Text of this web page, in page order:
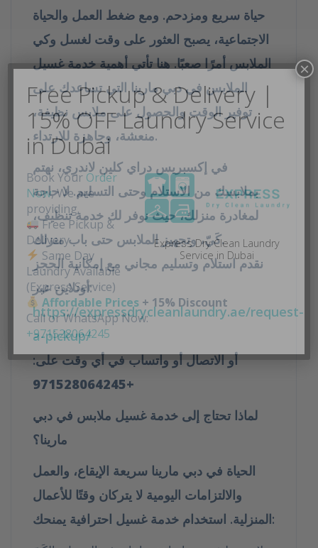
حياة سريع ومزدحم. ومع ضغط العمل والحياة
الاجتماعية، يصبح العثور على وقت لغسل وكي
الملابس أمرًا صعبًا. هنا تأتي أهمية خدمة غسيل
الملابس في دبي ماريناالتي تساعدك على
توفير الوقت والحصول على ملابس نظيفة،
منعشة، وجاهزة للارتداء.
في إكسبريس دراي كلين لاندرِي، نهتم
بملابسك من الاستلام وحتى التسليم. لا حاجة
لمغادرة منزلك، حيث نوفر لك خدمة تنظيف،
كَيّ، وتجهيز الملابس حتى باب منزلك.
نقدماستلام وتسليم مجاني مع إمكانية الحجز
أونلاين عبر:
https://expressdrycleanlaundry.ae/request-
a-pickup/
أو الاتصال أو واتساب في أي وقت على:
+971528064245
لماذا تحتاج إلى خدمة غسيل ملابس في دبي
مارينا؟
الحياة في دبي مارينا سريعة الإيقاع، والعمل
والالتزامات اليومية لا يتركان وقتًا للأعمال
المنزلية. استخدام خدمة غسيل احترافية يمنحك: